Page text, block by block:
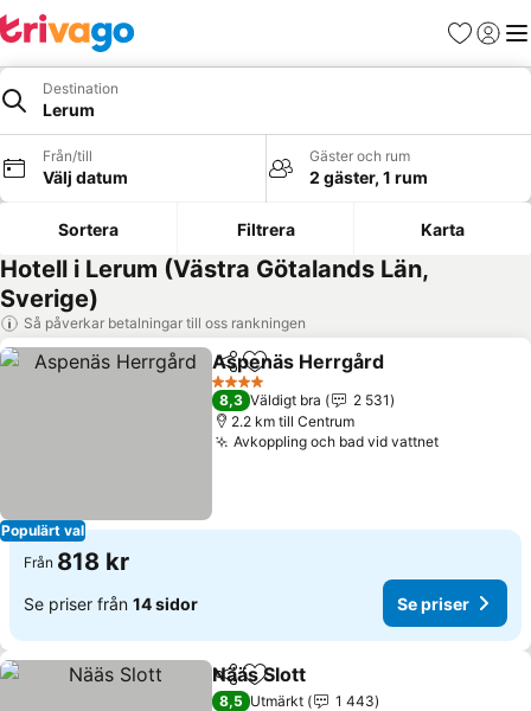
Favoriter
Logga
Destination
Lerum
Från/till
Välj datum
Gäster och rum
2 gäster, 1 rum
Sortera Filtrera Karta
Hotell i Lerum (Västra Götalands Län,
Sverige)
Så påverkar betalningar till oss rankningen
Populärt val
Dela Lägg till i Mina Favoriter
Aspenäs Herrgård
4 Stjärnor
8,3 Väldigt bra
2 531
2.2 km till Centrum
Avkoppling och bad vid vattnet
Från 818 kr
Se priser från 14 sidor Se priser
Dela Lägg till i Mina Favoriter
Nääs Slott
8,5 Utmärkt
1 443